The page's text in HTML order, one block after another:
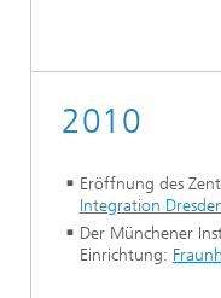
2010
Eröffnung des
Integration
Der Münchener
Einrichtung: